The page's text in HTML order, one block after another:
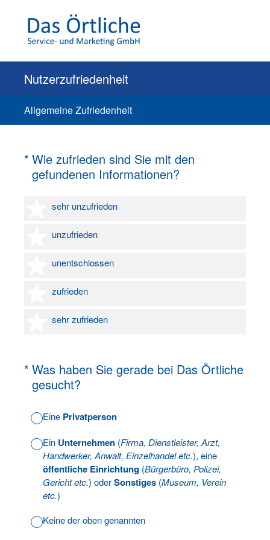
Nutzerzufriedenheit
Allgemeine Zufriedenheit
* Wie zufrieden sind Sie mit den
gefundenen Informationen?
(Erforderlich.)
sehr unzufrieden
1 Stern
unzufrieden
2 Sterne
unentschlossen
3 Sterne
zufrieden
4 Sterne
sehr zufrieden
5 Sterne
* Was haben Sie gerade bei Das Örtliche
gesucht?
(Erforderlich.)
Eine Privatperson
Ein Unternehmen (Firma, Dienstleister, Arzt,
Handwerker, Anwalt, Einzelhandel etc.), eine
öffentliche Einrichtung (Bürgerbüro, Polizei,
Gericht etc.) oderSonstiges (Museum, Verein
etc.)
Keine der oben genannten